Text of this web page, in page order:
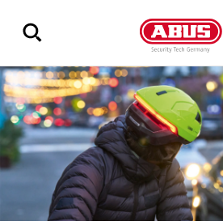
Zeige
alle
Ergebnisse